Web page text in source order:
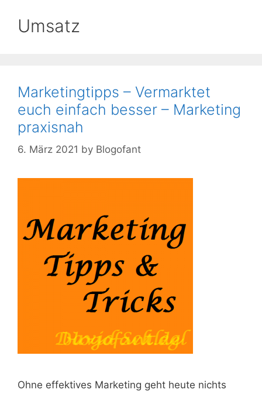
Umsatz
Marketingtipps – Vermarktet
euch einfach besser – Marketing
praxisnah
6. März 2021 by Blogofant
Ohne effektives Marketing geht heute nichts